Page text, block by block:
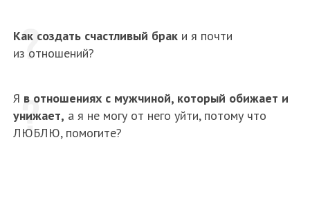
Как создать счастливый брак и я почти
из отношений?
Я в отношениях с мужчиной, который обижает и
унижает, а я не могу от него уйти, потому что
ЛЮБЛЮ, помогите?